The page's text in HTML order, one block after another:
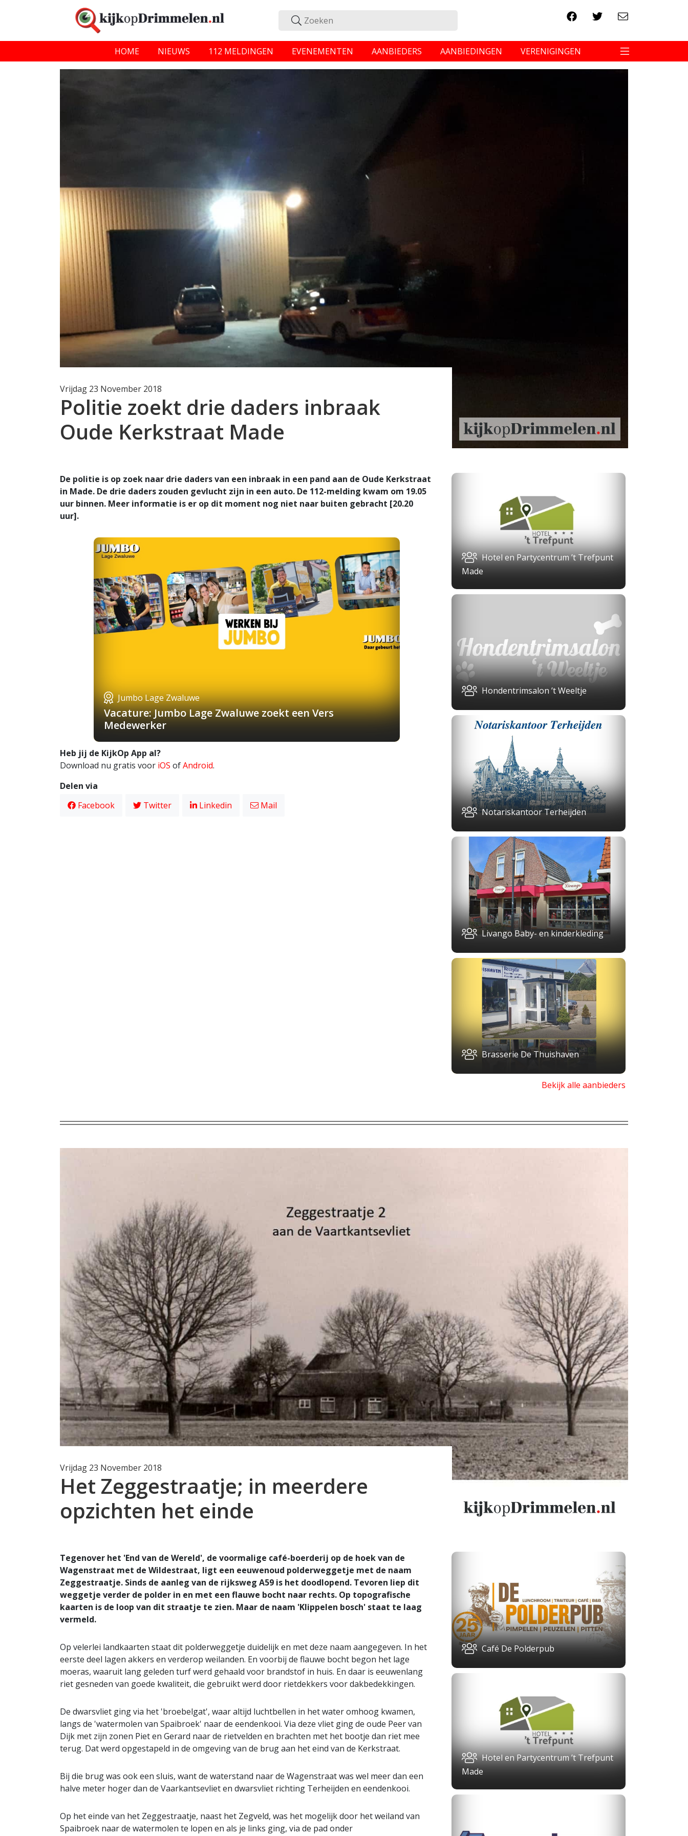
HOME NIEUWS 112 MELDINGEN EVENEMENTEN AANBIEDERS AANBIEDINGEN VERENIGINGEN
Vrijdag 23 November 2018
Politie zoekt drie daders inbraak
Oude Kerkstraat Made
De politie is op zoek naar drie daders van een inbraak in een pand aan de Oude Kerkstraat
in Made. De drie daders zouden gevlucht zijn in een auto. De 112-melding kwam om 19.05
uur binnen. Meer informatie is er op dit moment nog niet naar buiten gebracht [20.20
uur].
Jumbo Lage Zwaluwe
Vacature: Jumbo Lage Zwaluwe zoekt een Vers
Medewerker
Heb jij de KijkOp App al?
Download nu gratis voor iOS ofAndroid.
Delen via
Facebook
Twitter Linkedin Mail
Hotel en Partycentrum ’t Trefpunt
Made
Hondentrimsalon ’t Weeltje
Notariskantoor Terheijden
Livango Baby- en kinderkleding
Brasserie De Thuishaven
Bekijk alle aanbieders
Vrijdag 23 November 2018
Het Zeggestraatje; in meerdere
opzichten het einde
Tegenover het 'End van de Wereld', de voormalige café-boerderij op de hoek van de
Wagenstraat met de Wildestraat, ligt een eeuwenoud polderweggetje met de naam
Zeggestraatje. Sinds de aanleg van de rijksweg A59 is het doodlopend. Tevoren liep dit
weggetje verder de polder in en met een flauwe bocht naar rechts. Op topografische
kaarten is de loop van dit straatje te zien. Maar de naam 'Klippelen bosch' staat te laag
vermeld.
Op velerlei landkaarten staat dit polderweggetje duidelijk en met deze naam aangegeven. In het
eerste deel lagen akkers en verderop weilanden. En voorbij de flauwe bocht begon het lage
moeras, waaruit lang geleden turf werd gehaald voor brandstof in huis. En daar is eeuwenlang
riet gesneden van goede kwaliteit, die gebruikt werd door rietdekkers voor dakbedekkingen.
De dwarsvliet ging via het 'broebelgat', waar altijd luchtbellen in het water omhoog kwamen,
langs de 'watermolen van Spaibroek' naar de eendenkooi. Via deze vliet ging de oude Peer van
Dijk met zijn zonen Piet en Gerard naar de rietvelden en brachten met het bootje dan riet mee
terug. Dat werd opgestapeld in de omgeving van de brug aan het eind van de Kerkstraat.
Bij die brug was ook een sluis, want de waterstand naar de Wagenstraat was wel meer dan een
halve meter hoger dan de Vaarkantsevliet en dwarsvliet richting Terheijden en eendenkooi.
Op het einde van het Zeggestraatje, naast het Zegveld, was het mogelijk door het weiland van
Spaibroek naar de watermolen te lopen en als je links ging, via de pad onder
Café De Polderpub
Hotel en Partycentrum ’t Trefpunt
Made